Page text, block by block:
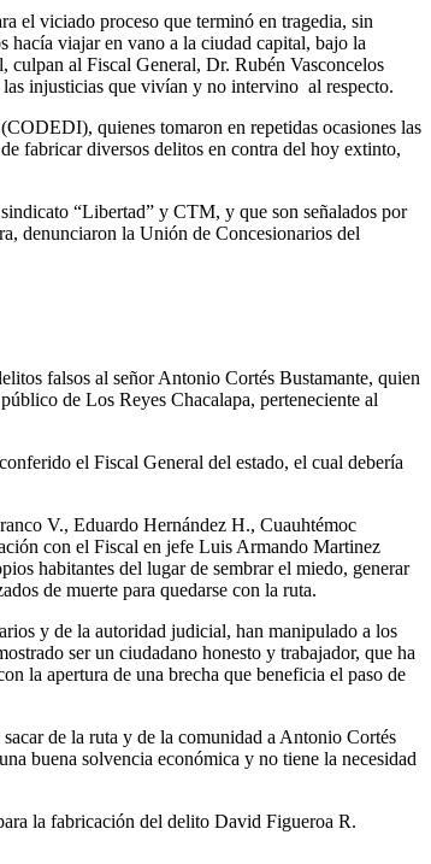
el viciado proceso que terminó en tragedia, sin
hacía viajar en vano a la ciudad capital, bajo la
culpan al Fiscal General, Dr. Rubén Vasconcelos
injusticias que vivían y no intervino al respecto.
quienes tomaron en repetidas ocasiones las
fabricar diversos delitos en contra del hoy extinto,
“Libertad” y CTM, y que son señalados por
denunciaron la Unión de Concesionarios del
falsos al señor Antonio Cortés Bustamante, quien
de Los Reyes Chacalapa, perteneciente al
el Fiscal General del estado, el cual debería
V., Eduardo Hernández H., Cuauhtémoc
con el Fiscal en jefe Luis Armando Martinez
habitantes del lugar de sembrar el miedo, generar
de muerte para quedarse con la ruta.
y de la autoridad judicial, han manipulado a los
ser un ciudadano honesto y trabajador, que ha
la apertura de una brecha que beneficia el paso de
de la ruta y de la comunidad a Antonio Cortés
buena solvencia económica y no tiene la necesidad
la fabricación del delito David Figueroa R.